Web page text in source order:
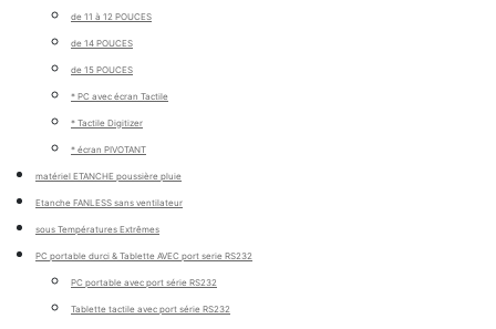
de 11 à 12 POUCES
de 14 POUCES
de 15 POUCES
* PC avec écran Tactile
* Tactile Digitizer
* écran PIVOTANT
matériel ETANCHE poussière pluie
Etanche FANLESS sans ventilateur
sous Températures Extrêmes
PC portable durci & Tablette AVEC port serie RS232
PC portable avec port série RS232
Tablette tactile avec port série RS232